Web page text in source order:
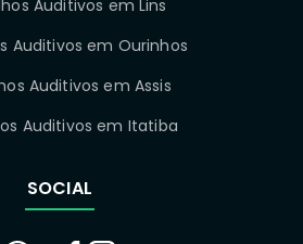
Auditivos em Lins
Auditivos em Ourinhos
Auditivos em Assis
Auditivos em Itatiba
SOCIAL